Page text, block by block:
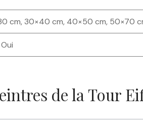
cm, 30×40 cm, 40×50 cm, 50×70
de la Tour